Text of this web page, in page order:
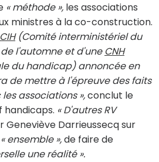
« méthode », les associations
ministres à la co-construction.
CIH(Comité interministériel du
l'automne et d'une CNH
du handicap) annoncée en
de mettre à l'épreuve des faits
associations »,conclut le
handicaps. « D'autres RV
Geneviève Darrieussecq sur
« ensemble »,de faire de
une réalité ».